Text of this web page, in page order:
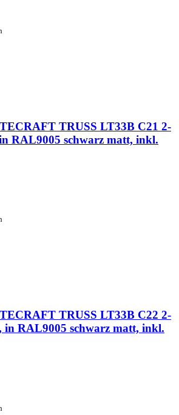
TRUSS LT33B C21 2-
RAL9005 schwarz matt, inkl.
TRUSS LT33B C22 2-
in RAL9005 schwarz matt, inkl.